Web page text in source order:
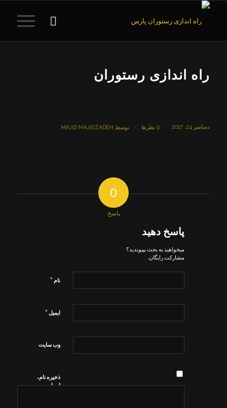
راه اندازی رستوران
دسامبر 24, 2017 / 0 نظرها / توسط MAJID MAJIDZADEH
0
پاسخ
پاسخ دهید
میخواهید به بحث بپیوندید؟
مشارکت رایگان.
نام *
ایمیل *
وب‌ سایت
ذخیره نام،
ایمیل و